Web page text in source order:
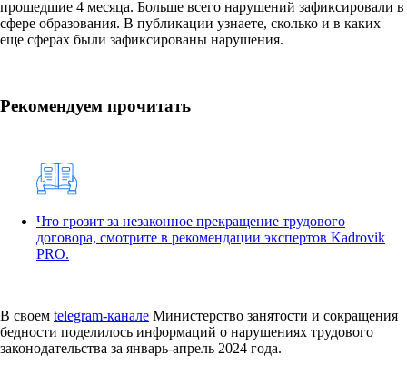
прошедшие 4 месяца. Больше всего нарушений зафиксировали в
сфере образования. В публикации узнаете, сколько и в каких
еще сферах были зафиксированы нарушения.
Рекомендуем прочитать
Что грозит за незаконное прекращение трудового
договора, смотрите в рекомендации экспертов Kadrovik
PRO.
В своем telegram-канале Министерство занятости и сокращения
бедности поделилось информаций о нарушениях трудового
законодательства за январь-апрель 2024 года.